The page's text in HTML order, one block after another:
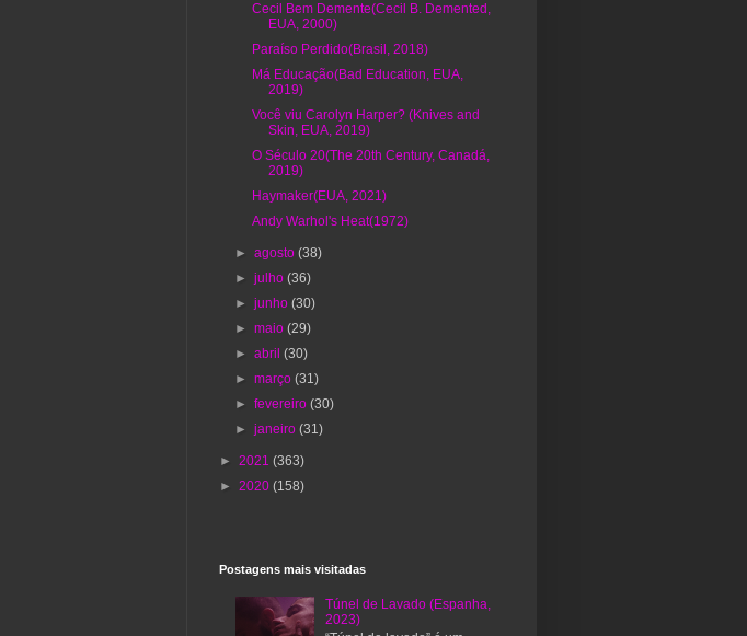
Cecil Bem Demente(Cecil B. Demented,
EUA, 2000)
Paraíso Perdido(Brasil, 2018)
Má Educação(Bad Education, EUA,
2019)
Você viu Carolyn Harper? (Knives and
Skin, EUA, 2019)
O Século 20(The 20th Century, Canadá,
2019)
Haymaker(EUA, 2021)
Andy Warhol's Heat(1972)
►agosto(38)
►julho(36)
►junho(30)
►maio(29)
►abril(30)
►março(31)
►fevereiro(30)
►janeiro(31)
► 2021 (363)
► 2020 (158)
Postagens mais visitadas
Túnel de Lavado (Espanha,
2023)